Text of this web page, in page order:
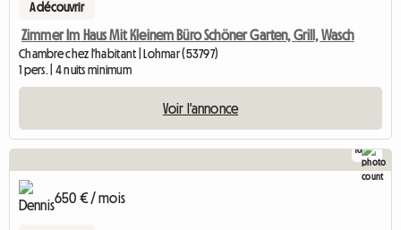
A découvrir
Zimmer Im Haus Mit Kleinem Büro Schöner Garten, Grill, Wasch
Chambre chez l'habitant | Lohmar (53797)
1 pers. | 4 nuits minimum
Voir l'annonce
16
650 € / mois